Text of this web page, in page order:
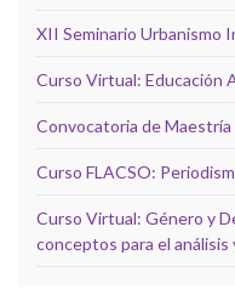
XII Seminario Urbanismo
Curso Virtual: Educación
Convocatoria de
Curso FLACSO:
Curso Virtual: Género y
conceptos para el